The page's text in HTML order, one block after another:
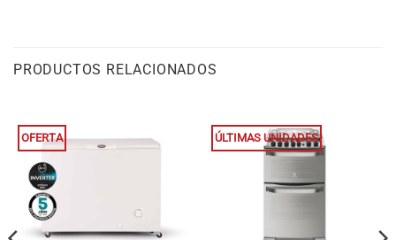
PRODUCTOS RELACIONADOS
OFERTA ÚLTIMAS UNIDADES